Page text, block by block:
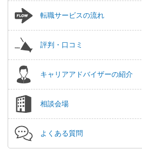
転職サービスの流れ
評判・口コミ
キャリアアドバイザーの紹介
相談会場
よくある質問